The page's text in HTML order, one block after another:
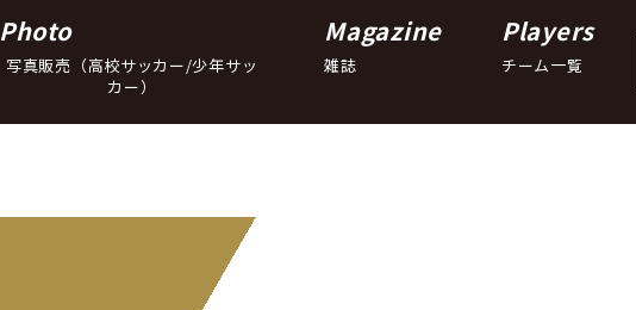
写真販売（高校サッカー/少年サッ
カー）
Photo
雑誌
Magazine
チーム一覧
Players